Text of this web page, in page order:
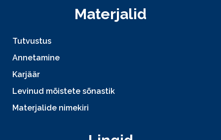
Materjalid
Tutvustus
Annetamine
Karjäär
Levinud mõistete sõnastik
Materjalide nimekiri